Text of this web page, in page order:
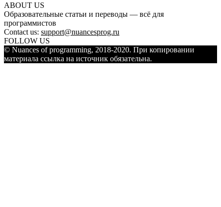
ABOUT US
Образовательные статьи и переводы — всё для
программистов
Contact us: support@nuancesprog.ru
FOLLOW US
© Nuances of programming, 2018-2020. При копировании
материала ссылка на источник обязательна.